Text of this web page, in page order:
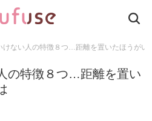
けない人の特徴８つ…距離を置いたほうがい
の特徴８つ…距離を置い